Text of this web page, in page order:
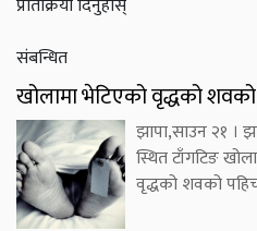
प्रतिक्रिया दिनुहोस्
संबन्धित
खोलामा भेटिएको वृद्धको
झापा,साउन २१ ।
स्थित टाँगटिङ
वृद्धको शवको